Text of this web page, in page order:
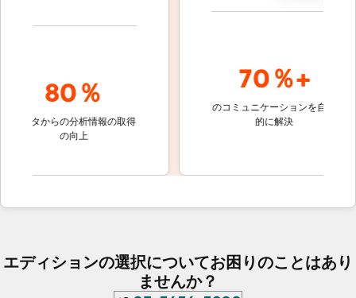
80％
タからの分析情報の取得
の向上
70％+
のコミュニケーションを自動
的に解決
顧客対
エディションの選択についてお困りのことはあり
ませんか？